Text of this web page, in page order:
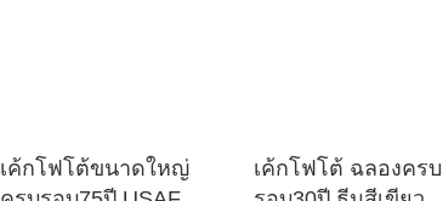
เค้กโฟโต้ขนาดใหญ่
เค้กโฟโต้ ฉลองครบ